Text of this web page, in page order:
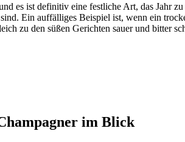
es ist definitiv eine festliche Art, das Jahr
Ein auffälliges Beispiel ist, wenn ein
zu den süßen Gerichten sauer und bitter
im Blick